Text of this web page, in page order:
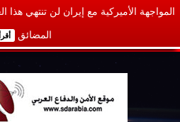
المواجهة الأميركية مع إيران لن تنتهي هذا
المضائق